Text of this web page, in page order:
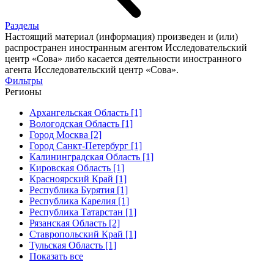
Разделы
Настоящий материал (информация) произведен и (или)
распространен иностранным агентом Исследовательский
центр «Сова» либо касается деятельности иностранного
агента Исследовательский центр «Сова».
Фильтры
Регионы
Архангельская Область [1]
Вологодская Область [1]
Город Москва [2]
Город Санкт-Петербург [1]
Калининградская Область [1]
Кировская Область [1]
Красноярский Край [1]
Республика Бурятия [1]
Республика Карелия [1]
Республика Татарстан [1]
Рязанская Область [2]
Ставропольский Край [1]
Тульская Область [1]
Показать все